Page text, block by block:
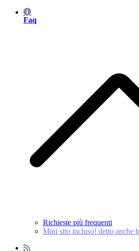
Faq
Richieste più frequenti
Mini sito incluso! detto anche